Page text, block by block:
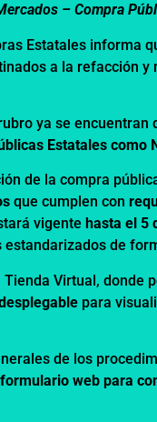
–Compra
Estatales informa
a la refacción
ya se
Estatales como
de la compra
que cumplen con
vigente hasta el 5
de
Tienda Virtual, donde
para
de los
formulario web para